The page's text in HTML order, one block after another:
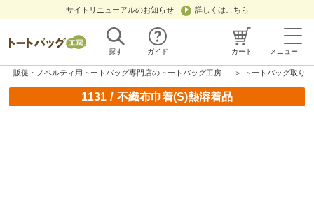
サイトリニューアルのお知らせ 詳しくはこちら
探す ガイド カート メニュー
販促・ノベルティ用トートバッグ専門店のトートバッグ工房 ＞ トートバッグ取り
1131/ 不織布巾着(S)熱溶着品